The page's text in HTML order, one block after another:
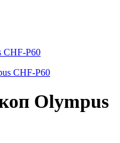
CHF-P60
Olympus